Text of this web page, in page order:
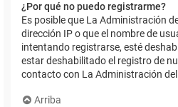
¿Por qué no puedo registrarme?
Es posible que La Administración
dirección IP o que el nombre de
intentando registrarse, esté
estar deshabilitado el registro de
contacto con La Administración
Arriba